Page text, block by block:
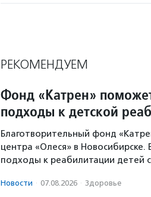
РЕКОМЕНДУЕМ
Фонд «Катрен»
подходы к детской
Благотворительный фонд
центра «Олеся» в
подходы к реабилитации детей
Новости · 07.08.2026 · Здоровье